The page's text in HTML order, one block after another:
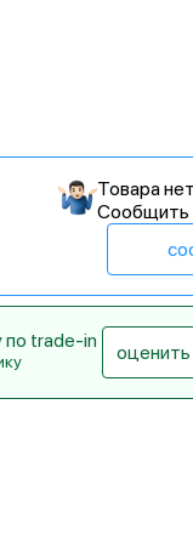
Товара
Сообщить
trade-in